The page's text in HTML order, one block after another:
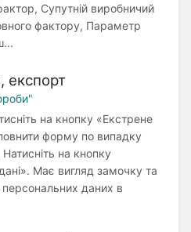
Супутній виробничий
фактору, Параметр
експорт
на кнопку «Екстрене
форму по випадку
на кнопку
Має вигляд замочку та
персональних даних в